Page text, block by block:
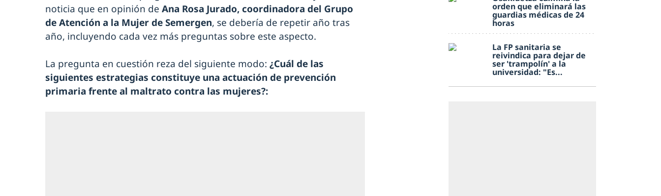
noticia que en opinión de Ana Rosa Jurado, coordinadora del Grupo
de Atención a la Mujer de Semergen, se debería de repetir año tras
año, incluyendo cada vez más preguntas sobre este aspecto.
La pregunta en cuestión reza del siguiente modo: ¿Cuál de las
siguientes estrategias constituye una actuación de prevención
primaria frente al maltrato contra las mujeres?:
orden que eliminará las
guardias médicas de 24
horas
La FP sanitaria se
reivindica para dejar de
ser 'trampolín' a la
universidad: "Es...